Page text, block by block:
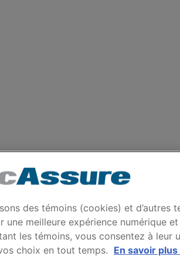
des témoins (cookies) et d’autres
une meilleure expérience numérique
les témoins, vous consentez à leur
choix en tout temps. En savoir